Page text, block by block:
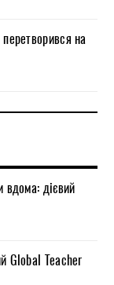
на
вдома: дієвий
Global Teacher